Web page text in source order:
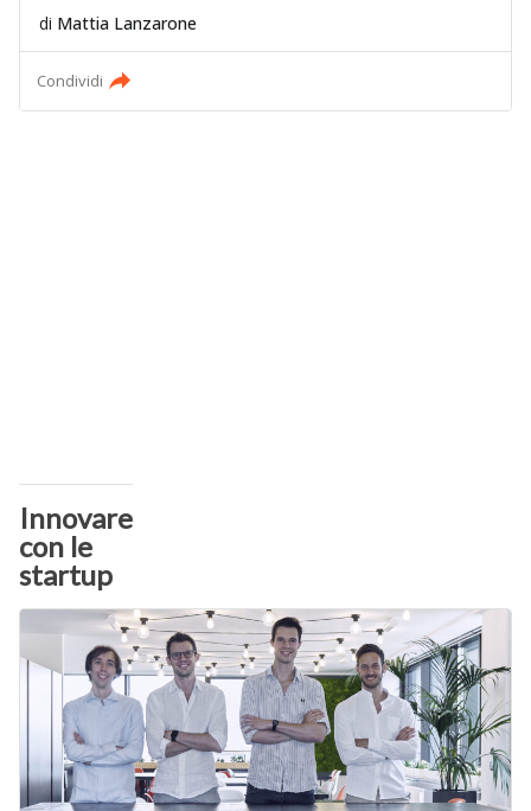
di Mattia Lanzarone
Condividi
Innovare
con le
startup